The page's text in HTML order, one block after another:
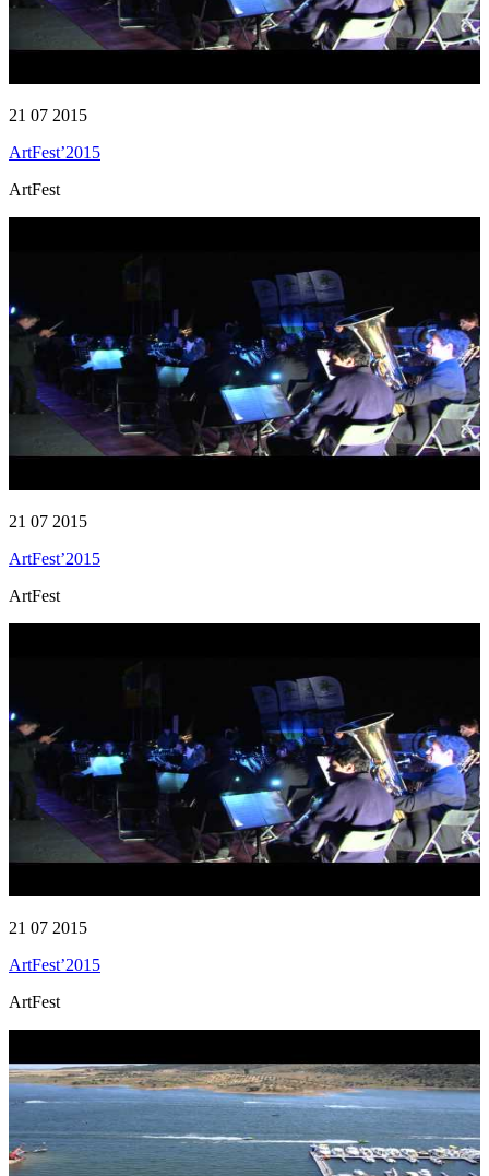
21 07 2015
ArtFest’2015
ArtFest
21 07 2015
ArtFest’2015
ArtFest
21 07 2015
ArtFest’2015
ArtFest